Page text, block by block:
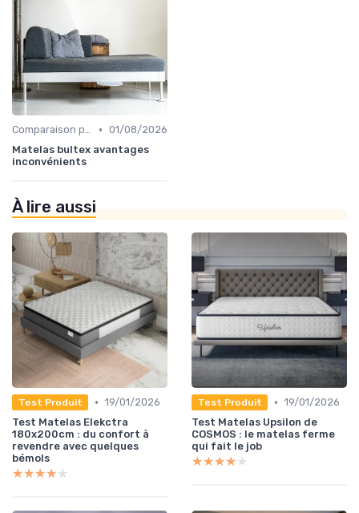
Comparaison par marque • 01/08/2026
Matelas bultex avantages
inconvénients
À lire aussi
Test Produit • 19/01/2026
Test Matelas Elekctra
180x200cm : du confort à
revendre avec quelques
bémols
★★★★★
★★★★★
Test Produit • 19/01/2026
Test Matelas Upsilon de
COSMOS : le matelas ferme
qui fait le job
★★★★★
★★★★★